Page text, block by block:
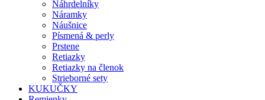
Náhrdelníky
Náramky
Náušnice
Písmená & perly
Prstene
Retiazky
Retiazky na členok
Strieborné sety
KUKUČKY